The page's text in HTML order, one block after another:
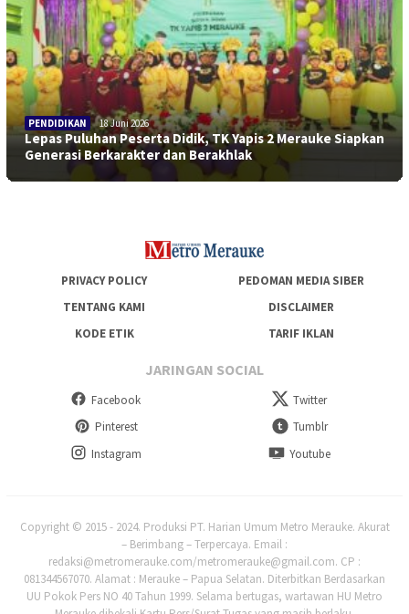
PENDIDIKAN 18 Juni 2026
Lepas Puluhan Peserta Didik, TK Yapis 2 Merauke Siapkan
Generasi Berkarakter dan Berakhlak
PRIVACY POLICY
PEDOMAN MEDIA SIBER
TENTANG KAMI
DISCLAIMER
KODE ETIK
TARIF IKLAN
JARINGAN SOCIAL
Facebook
Twitter
Pinterest
Tumblr
Instagram
Youtube
Copyright © 2015 - 2024. Produksi PT. Harian Umum Metro Merauke. Akurat
– Berimbang – Terpercaya. Email :
redaksi@metromerauke.com/metromerauke@gmail.com. CP :
081344567070. Alamat : Merauke – Papua Selatan. Diterbitkan Berdasarkan
UU Pokok Pers NO 40 Tahun 1999. Selama bertugas, wartawan HU Metro